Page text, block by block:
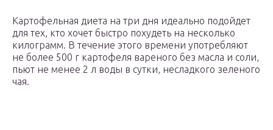
Картофельная диета на три дня идеально подойдет
для тех, кто хочет быстро похудеть на несколько
килограмм. В течение этого времени употребляют
не более 500 г картофеля вареного без масла и соли,
пьют не менее 2 л воды в сутки, несладкого зеленого
чая.